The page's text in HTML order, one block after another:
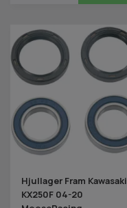
Hjullager Fram Kawasaki
KX250F 04-20